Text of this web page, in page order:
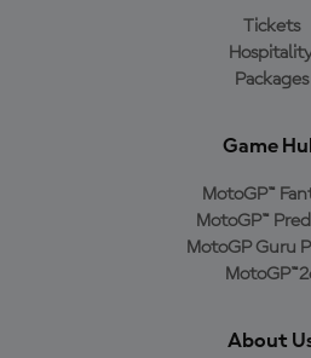
Tickets
Packages
Game
MotoGP™
MotoGP™
MotoGP Guru
About